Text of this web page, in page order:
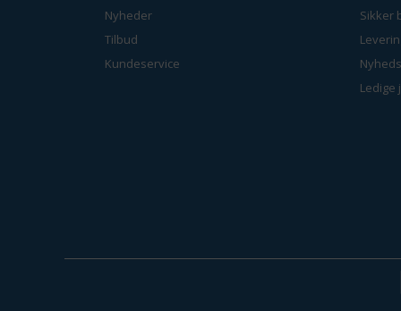
Nyheder
Tilbud
Kundeservice
Sikker
Ledige